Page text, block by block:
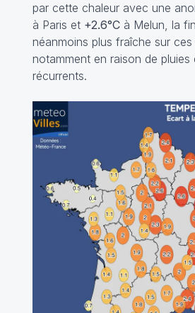
par cette chaleur avec une
à Paris et +2.6°Cà Melun, la
néanmoins plus fraîche sur ces
notamment en raison de pluies
récurrents.